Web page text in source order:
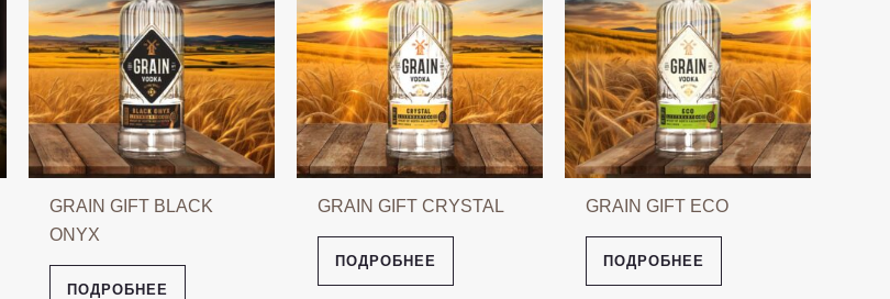
GRAIN GIFT BLACK
ONYX
ПОДРОБНЕЕ
GRAIN GIFT CRYSTAL
ПОДРОБНЕЕ
GRAIN GIFT ECO
ПОДРОБНЕЕ